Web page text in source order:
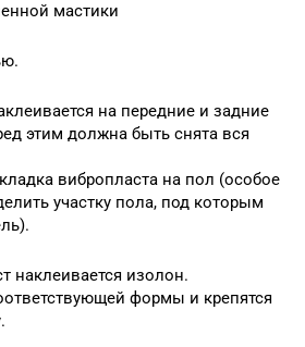
мастики
на передние и задние
этим должна быть снята вся
вибропласта на пол (особое
участку пола, под которым
наклеивается изолон.
формы и крепятся